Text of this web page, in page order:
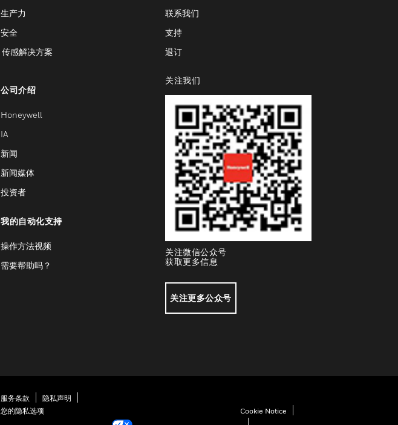
生产力
安全
传感解决方案
公司介绍
Honeywell
IA
新闻
新闻媒体
投资者
我的自动化支持
操作方法视频
需要帮助吗？
联系我们
支持
退订
关注我们
关注微信公众号
获取更多信息
关注更多公众号
服务条款
隐私声明
您的隐私选项
Cookie Notice